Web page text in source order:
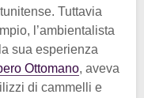
Tuttavia
l’ambientalista
sua esperienza
Ottomano, aveva
di cammelli e